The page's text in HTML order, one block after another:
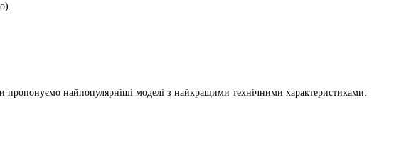
найпопулярніші моделі з найкращими технічними характеристиками: